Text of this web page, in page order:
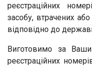
реєстраційних
засобу, втрачених
відповідно до
Виготовимо за
реєстраційних